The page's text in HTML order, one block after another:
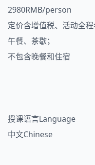
2980RMB/person
定价含增值税、活动全
午餐、茶歇；
不包含晚餐和住宿
授课语言Language
中文Chinese